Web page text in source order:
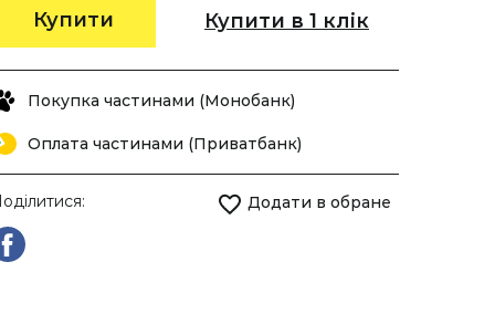
Купити Купити в 1 клік
Покупка частинами (Монобанк)
Оплата частинами (Приватбанк)
Додати в обране